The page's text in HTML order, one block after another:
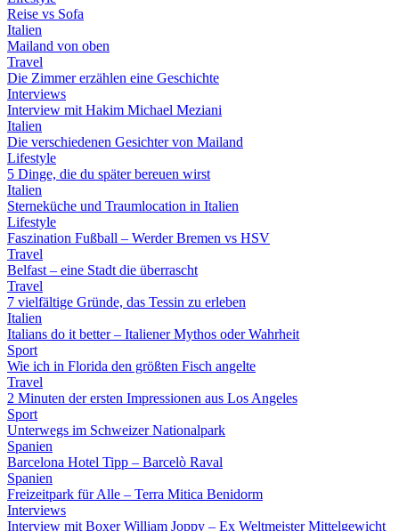
Reise vs Sofa
Italien
Mailand von oben
Travel
Die Zimmer erzählen eine Geschichte
Interviews
Interview mit Hakim Michael Meziani
Italien
Die verschiedenen Gesichter von Mailand
Lifestyle
5 Dinge, die du später bereuen wirst
Italien
Sterneküche und Traumlocation in Italien
Lifestyle
Faszination Fußball – Werder Bremen vs HSV
Travel
Belfast – eine Stadt die überrascht
Travel
7 vielfältige Gründe, das Tessin zu erleben
Italien
Italians do it better – Italiener Mythos oder Wahrheit
Sport
Wie ich in Florida den größten Fisch angelte
Travel
2 Minuten der ersten Impressionen aus Los Angeles
Sport
Unterwegs im Schweizer Nationalpark
Spanien
Barcelona Hotel Tipp – Barcelò Raval
Spanien
Freizeitpark für Alle – Terra Mitica Benidorm
Interviews
Interview mit Boxer William Joppy – Ex Weltmeister Mittelgewicht